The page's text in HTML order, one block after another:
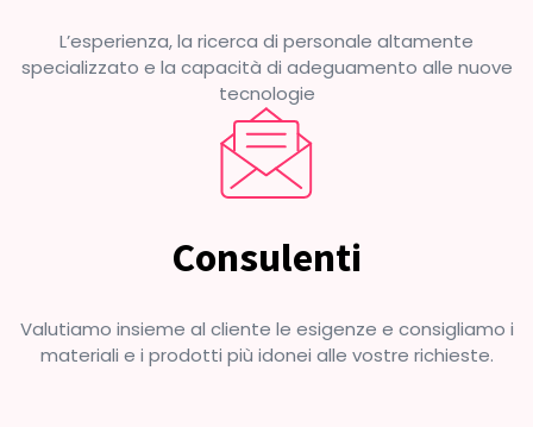
L’esperienza, la ricerca di personale altamente
specializzato e la capacità di adeguamento alle nuove
tecnologie
Consulenti
Valutiamo insieme al cliente le esigenze e consigliamo i
materiali e i prodotti più idonei alle vostre richieste.